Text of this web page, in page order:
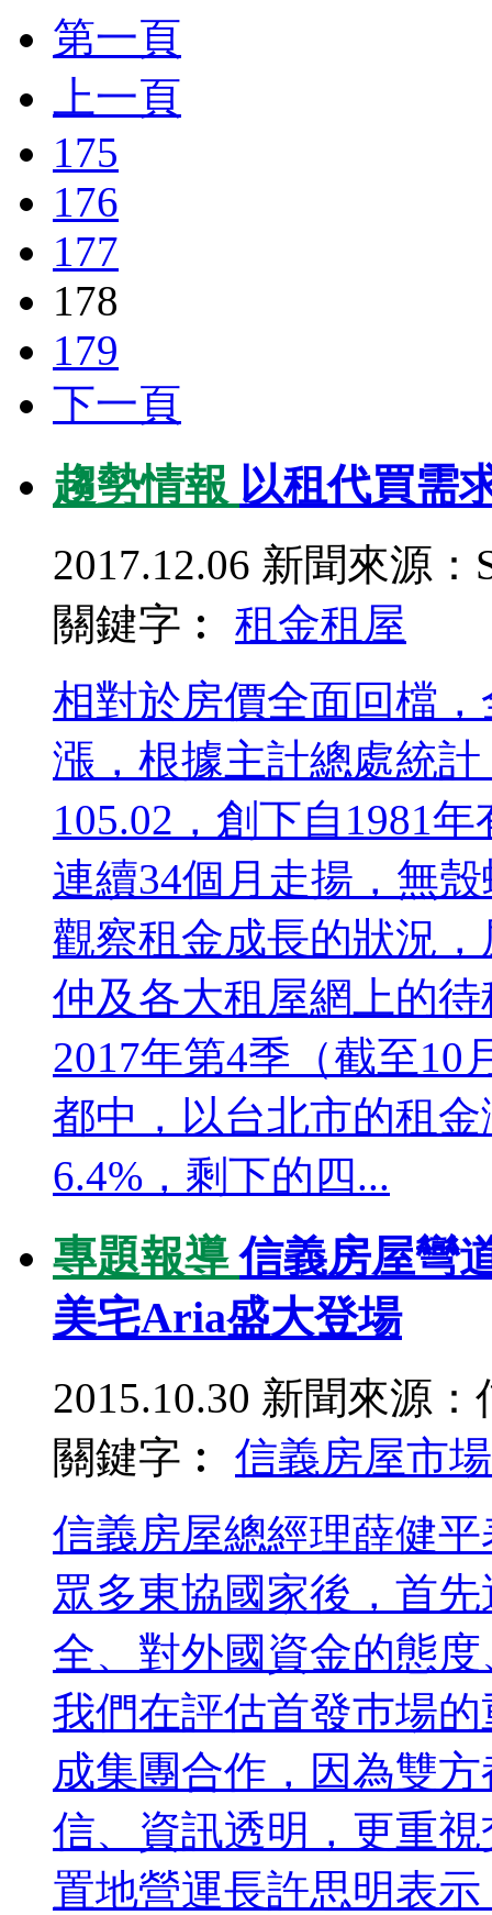
第一頁
上一頁
175
176
177
178
179
下一頁
趨勢情報 以租代買需
2017.12.06 新聞來源：
關鍵字︰ 租金租屋
相對於房價全面回檔
漲，根據主計總處統
105.02，創下自1981
連續34個月走揚，無
觀察租金成長的狀況
仲及各大租屋網上的
2017年第4季（截至10
都中，以台北市的租
6.4%，剩下的四...
專題報導信義房屋彎
美宅Aria盛大登場
2015.10.30 新聞來源：
關鍵字︰ 信義房屋市場
信義房屋總經理薛健
眾多東協國家後，首
全、對外國資金的態
我們在評估首發巿場
成集團合作，因為雙
信、資訊透明，更重
置地營運長許思明表